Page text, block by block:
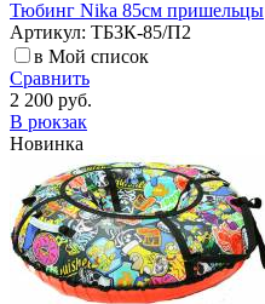
Тюбинг Nika 85см пришельцы
Артикул: ТБ3К-85/П2
в Мой список
Сравнить
2 200 руб.
В рюкзак
Новинка